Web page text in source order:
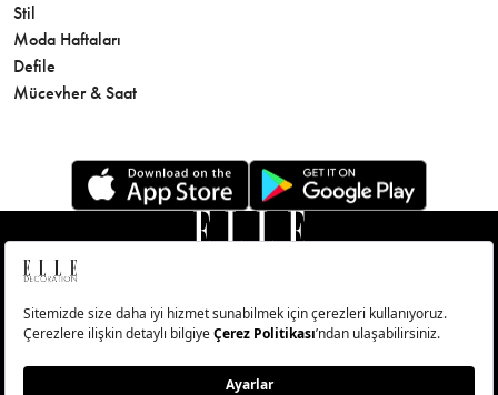
Stil
Moda Haftaları
Defile
Mücevher & Saat
© Big Medya Teknoloji A.Ş. Altunizade Mahallesi Kuşbakışı